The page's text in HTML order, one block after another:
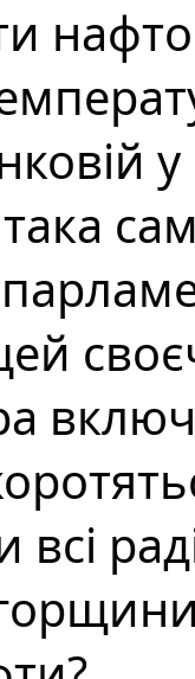
у
всі